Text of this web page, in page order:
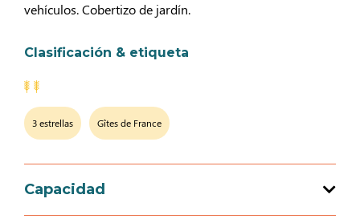
vehículos. Cobertizo de jardín.
Clasificación & etiqueta
3 estrellas Gîtes de France
Capacidad